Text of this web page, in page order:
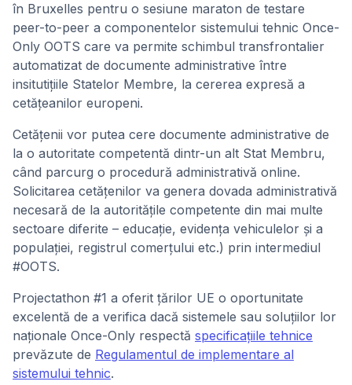
în Bruxelles pentru o sesiune maraton de testare
peer-to-peer a componentelor sistemului tehnic Once-
Only OOTS care va permite schimbul transfrontalier
automatizat de documente administrative între
insitutițiile Statelor Membre, la cererea expresă a
cetățeanilor europeni.
Cetățenii vor putea cere documente administrative de
la o autoritate competentă dintr-un alt Stat Membru,
când parcurg o procedură administrativă online.
Solicitarea cetățenilor va genera dovada administrativă
necesară de la autoritățile competente din mai multe
sectoare diferite – educație, evidența vehiculelor și a
populației, registrul comerțului etc.) prin intermediul
#OOTS.
Projectathon #1 a oferit țărilor UE o oportunitate
excelentă de a verifica dacă sistemele sau soluțiilor lor
naționale Once-Only respectă specificațiile tehnice
prevăzute de Regulamentul de implementare al
sistemului tehnic.